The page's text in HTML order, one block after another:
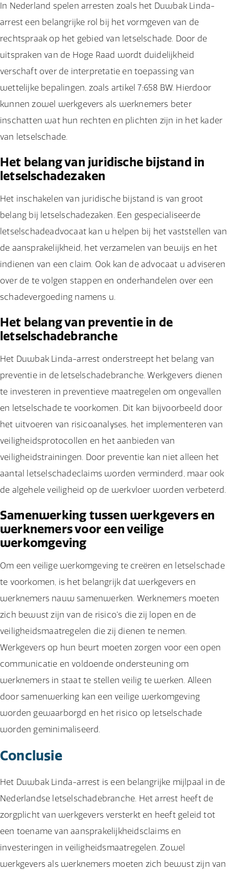
In Nederland spelen arresten zoals het Duwbak Linda-
arrest een belangrijke rol bij het vormgeven van de
rechtspraak op het gebied van letselschade. Door de
uitspraken van de Hoge Raad wordt duidelijkheid
verschaft over de interpretatie en toepassing van
wettelijke bepalingen, zoals artikel 7:658 BW. Hierdoor
kunnen zowel werkgevers als werknemers beter
inschatten wat hun rechten en plichten zijn in het kader
van letselschade.
Het belang van juridische bijstand in
letselschadezaken
Het inschakelen van juridische bijstand is van groot
belang bij letselschadezaken. Een gespecialiseerde
letselschadeadvocaat kan u helpen bij het vaststellen van
de aansprakelijkheid, het verzamelen van bewijs en het
indienen van een claim. Ook kan de advocaat u adviseren
over de te volgen stappen en onderhandelen over een
schadevergoeding namens u.
Het belang van preventie in de
letselschadebranche
Het Duwbak Linda-arrest onderstreept het belang van
preventie in de letselschadebranche. Werkgevers dienen
te investeren in preventieve maatregelen om ongevallen
en letselschade te voorkomen. Dit kan bijvoorbeeld door
het uitvoeren van risicoanalyses, het implementeren van
veiligheidsprotocollen en het aanbieden van
veiligheidstrainingen. Door preventie kan niet alleen het
aantal letselschadeclaims worden verminderd, maar ook
de algehele veiligheid op de werkvloer worden verbeterd.
Samenwerking tussen werkgevers en
werknemers voor een veilige
werkomgeving
Om een veilige werkomgeving te creëren en letselschade
te voorkomen, is het belangrijk dat werkgevers en
werknemers nauw samenwerken. Werknemers moeten
zich bewust zijn van de risico's die zij lopen en de
veiligheidsmaatregelen die zij dienen te nemen.
Werkgevers op hun beurt moeten zorgen voor een open
communicatie en voldoende ondersteuning om
werknemers in staat te stellen veilig te werken. Alleen
door samenwerking kan een veilige werkomgeving
worden gewaarborgd en het risico op letselschade
worden geminimaliseerd.
Conclusie
Het Duwbak Linda-arrest is een belangrijke mijlpaal in de
Nederlandse letselschadebranche. Het arrest heeft de
zorgplicht van werkgevers versterkt en heeft geleid tot
een toename van aansprakelijkheidsclaims en
investeringen in veiligheidsmaatregelen. Zowel
werkgevers als werknemers moeten zich bewust zijn van